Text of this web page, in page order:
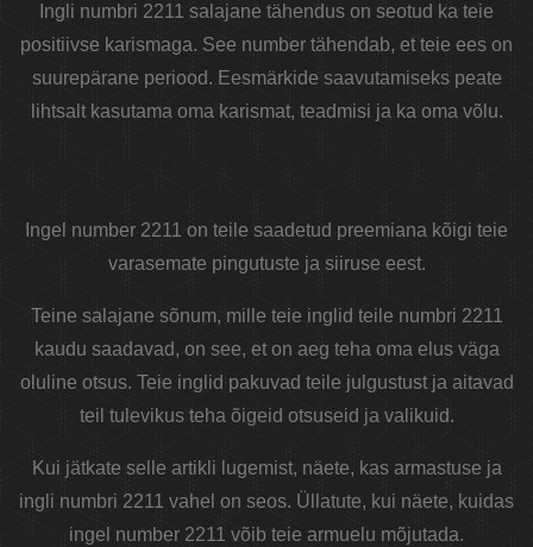
Ingli numbri 2211 salajane tähendus on seotud ka teie
positiivse karismaga. See number tähendab, et teie ees on
suurepärane periood. Eesmärkide saavutamiseks peate
lihtsalt kasutama oma karismat, teadmisi ja ka oma võlu.
Ingel number 2211 on teile saadetud preemiana kõigi teie
varasemate pingutuste ja siiruse eest.
Teine salajane sõnum, mille teie inglid teile numbri 2211
kaudu saadavad, on see, et on aeg teha oma elus väga
oluline otsus. Teie inglid pakuvad teile julgustust ja aitavad
teil tulevikus teha õigeid otsuseid ja valikuid.
Kui jätkate selle artikli lugemist, näete, kas armastuse ja
ingli numbri 2211 vahel on seos. Üllatute, kui näete, kuidas
ingel number 2211 võib teie armuelu mõjutada.